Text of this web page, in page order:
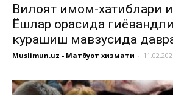
Вилоят имом-хатиблари
Ёшлар орасида
курашиш мавзусида давра
Muslimun.uz - Матбуот хизмати -